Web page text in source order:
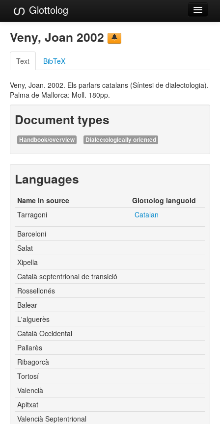
Glottolog
Languages
Families
Language Search
References
Veny, Joan 2002
Text BibTeX
Veny, Joan. 2002. Els parlars catalans (Síntesi de dialectologia).
Palma de Mallorca: Moll. 180pp.
Document types
Handbook/overview Dialectologically oriented
Languages
Name in source
Glottolog languoid
Tarragoni
Catalan
Barceloni
Salat
Xipella
Català septentrional de transició
Rossellonés
Balear
L'alguerès
Català Occidental
Pallarès
Ribagorcà
Tortosí
Valencià
Apitxat
Valencià Septentrional